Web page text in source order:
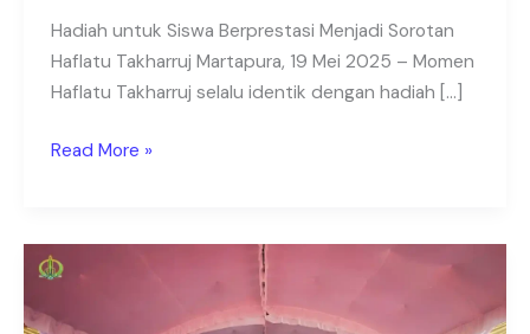
Hadiah untuk Siswa Berprestasi Menjadi Sorotan
Haflatu Takharruj Martapura, 19 Mei 2025 – Momen
Haflatu Takharruj selalu identik dengan hadiah […]
Read More »
Hadiah
Berprestasi